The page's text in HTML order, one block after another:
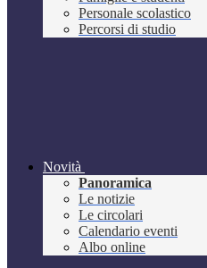
Personale scolastico
Percorsi di studio
Novità
Panoramica
Le notizie
Le circolari
Calendario eventi
Albo online